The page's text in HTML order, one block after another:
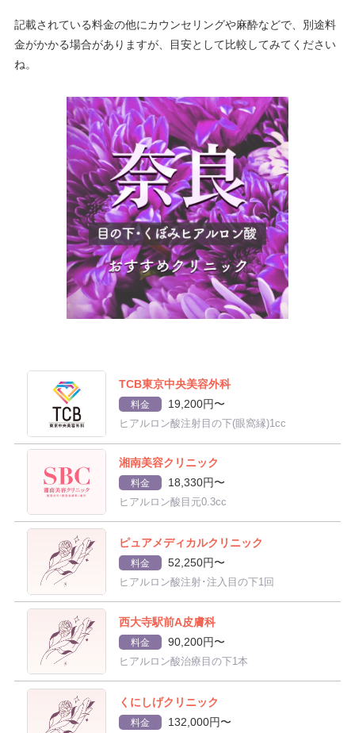
記載されている料金の他にカウンセリングや麻酔などで、別途料
金がかかる場合がありますが、目安として比較してみてください
ね。
TCB東京中央美容外科
料金 19,200円〜
ヒアルロン酸注射目の下(眼窩縁)1cc
湘南美容クリニック
料金 18,330円〜
ヒアルロン酸目元0.3cc
ピュアメディカルクリニック
料金 52,250円〜
ヒアルロン酸注射･注入目の下1回
西大寺駅前A皮膚科
料金 90,200円〜
ヒアルロン酸治療目の下1本
くにしげクリニック
料金 132,000円〜